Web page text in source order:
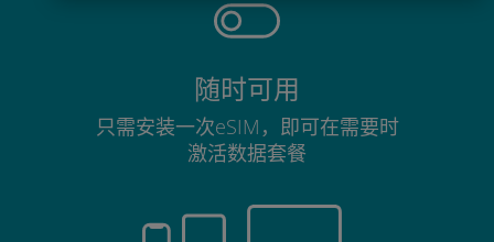
随时可用
只需安装一次eSIM，即可在需要时
激活数据套餐